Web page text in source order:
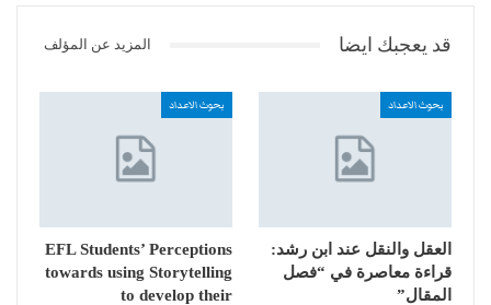
قد يعجبك ايضا المزيد عن المؤلف
بحوث الاعداد
العقل والنقل عند ابن رشد:
قراءة معاصرة في “فصل
المقال”
بحوث الاعداد
EFL Students’ Perceptions
towards using Storytelling
to develop their